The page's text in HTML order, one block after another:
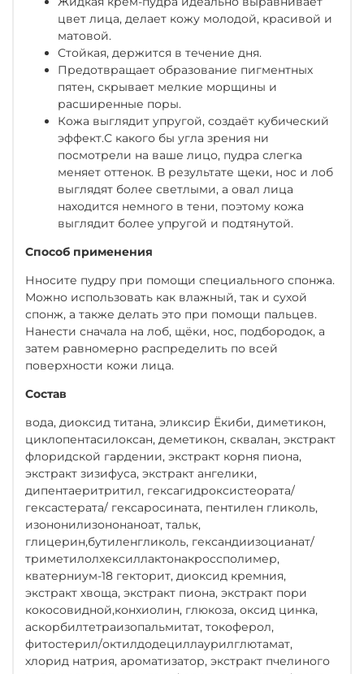
цвет лица, делает кожу молодой, красивой и
матовой.
Стойкая, держится в течение дня.
Предотвращает образование пигментных
пятен, скрывает мелкие морщины и
расширенные поры.
Кожа выглядит упругой, создаёт кубический
эффект.С какого бы угла зрения ни
посмотрели на ваше лицо, пудра слегка
меняет оттенок. В результате щеки, нос и лоб
выглядят более светлыми, а овал лица
находится немного в тени, поэтому кожа
выглядит более упругой и подтянутой.
Способ применения
Нносите пудру при помощи специального спонжа.
Можно использовать как влажный, так и сухой
спонж, а также делать это при помощи пальцев.
Нанести сначала на лоб, щёки, нос, подбородок, а
затем равномерно распределить по всей
поверхности кожи лица.
Состав
вода, диоксид титана, эликсир Ёкиби, диметикон,
циклопентасилоксан, деметикон, сквалан, экстракт
флоридской гардении, экстракт корня пиона,
экстракт зизифуса, экстракт ангелики,
дипентаеритритил, гексагидроксистеората/
гексастерата/ гексаросината, пентилен гликоль,
изононилизононаноат, тальк,
глицерин,бутиленгликоль, гександиизоцианат/
триметилолхексиллактонакроссполимер,
кватерниум-18 гекторит, диоксид кремния,
экстракт хвоща, экстракт пиона, экстракт пори
кокосовидной,конхиолин, глюкоза, оксид цинка,
аскорбилтетраизопальмитат, токоферол,
фитостерил/октилдодециллаурилглютамат,
хлорид натрия, ароматизатор, экстракт пчелиного